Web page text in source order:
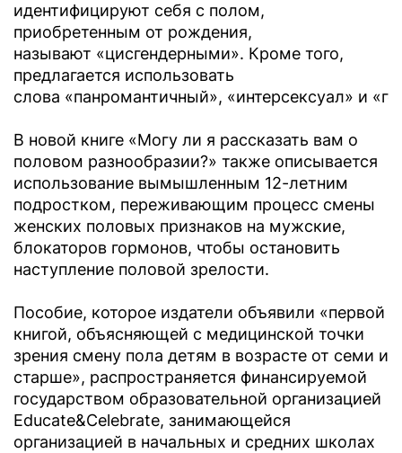
идентифицируют себя с полом,
приобретенным от рождения,
называют «цисгендерными». Кроме того,
предлагается использовать
слова «панромантичный», «интерсексуал» и
В новой книге «Могу ли я рассказать вам о
половом разнообразии?» также описывается
использование вымышленным 12-летним
подростком, переживающим процесс смены
женских половых признаков на мужские,
блокаторов гормонов, чтобы остановить
наступление половой зрелости.
Пособие, которое издатели объявили «первой
книгой, объясняющей с медицинской точки
зрения смену пола детям в возрасте от семи и
старше», распространяется финансируемой
государством образовательной организацией
Educate&Celebrate, занимающейся
организацией в начальных и средних школах